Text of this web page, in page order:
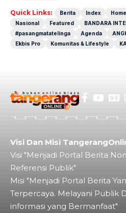
Quick Links: Berita Index Home
Nasional
Featured
BANDARA
#pasangmatatelinga
Agenda
Ekbis Pro
Komunitas & Lifestyle
Visi Dan Misi
Visi "Menjadi Portal Berita
Referensi Publik"
Misi "Menjadi Portal Berita
Terpercaya. Melayani Publik
informasi yang Bermanfaat"